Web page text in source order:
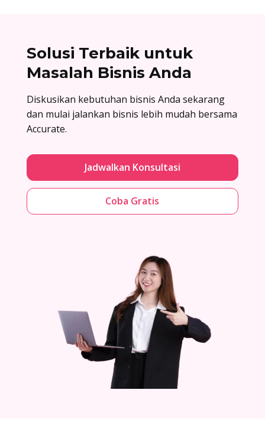
Solusi Terbaik untuk
Masalah Bisnis Anda
Diskusikan kebutuhan bisnis Anda sekarang
dan mulai jalankan bisnis lebih mudah bersama
Accurate.
Jadwalkan Konsultasi
Coba Gratis